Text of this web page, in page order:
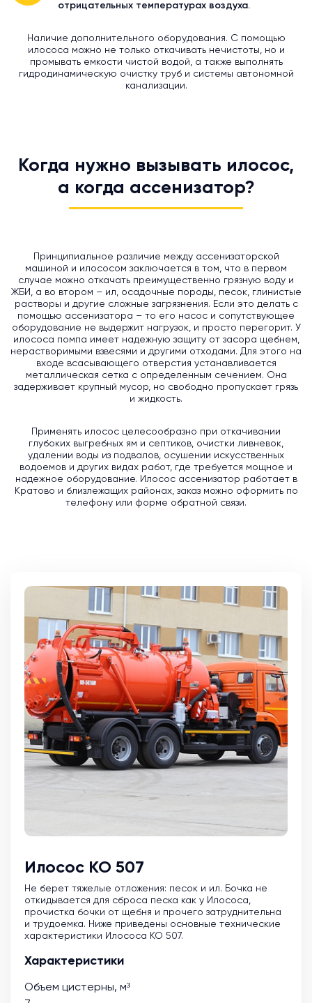
отрицательных температурах воздуха.
Наличие дополнительного оборудования. С помощью
илососа можно не только откачивать нечистоты, но и
промывать емкости чистой водой, а также выполнять
гидродинамическую очистку труб и системы автономной
канализации.
Когда нужно вызывать илосос,
а когда ассенизатор?
Принципиальное различие между ассенизаторской
машиной и илососом заключается в том, что в первом
случае можно откачать преимущественно грязную воду и
ЖБИ, а во втором – ил, осадочные породы, песок, глинистые
растворы и другие сложные загрязнения. Если это делать с
помощью ассенизатора – то его насос и сопутствующее
оборудование не выдержит нагрузок, и просто перегорит. У
илососа помпа имеет надежную защиту от засора щебнем,
нерастворимыми взвесями и другими отходами. Для этого на
входе всасывающего отверстия устанавливается
металлическая сетка с определенным сечением. Она
задерживает крупный мусор, но свободно пропускает грязь
и жидкость.
Применять илосос целесообразно при откачивании
глубоких выгребных ям и септиков, очистки ливневок,
удалении воды из подвалов, осушении искусственных
водоемов и других видах работ, где требуется мощное и
надежное оборудование. Илосос ассенизатор работает в
Кратово и близлежащих районах, заказ можно оформить по
телефону или форме обратной связи.
Илосос КО 507
Не берет тяжелые отложения: песок и ил. Бочка не
откидывается для сброса песка как у Илососа,
прочистка бочки от щебня и прочего затруднительна
и трудоемка. Ниже приведены основные технические
характеристики Илососа КО 507.
Характеристики
Объем цистерны, м³